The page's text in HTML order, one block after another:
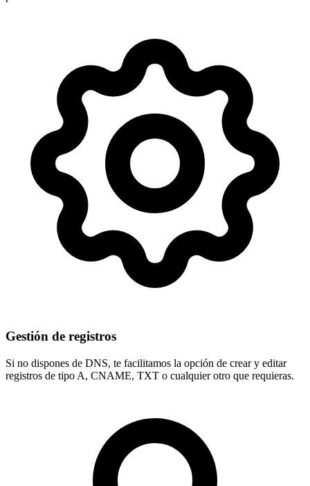
Gestión de registros
Si no dispones de DNS, te facilitamos la opción de crear y editar
registros de tipo A, CNAME, TXT o cualquier otro que requieras.